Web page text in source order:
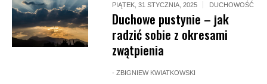
PIĄTEK, 31 STYCZNIA, 2025 DUCHOWOŚĆ
Duchowe pustynie – jak
radzić sobie z okresami
zwątpienia
-ZBIGNIEW KWIATKOWSKI